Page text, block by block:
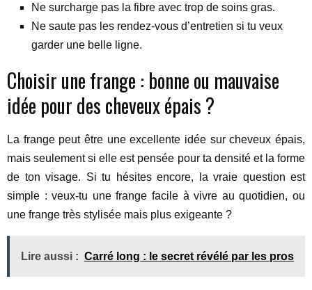
Ne surcharge pas la fibre avec trop de soins gras.
Ne saute pas les rendez-vous d’entretien si tu veux
garder une belle ligne.
Choisir une frange : bonne ou mauvaise
idée pour des cheveux épais ?
La frange peut être une excellente idée sur cheveux épais,
mais seulement si elle est pensée pour ta densité et la forme
de ton visage. Si tu hésites encore, la vraie question est
simple : veux-tu une frange facile à vivre au quotidien, ou
une frange très stylisée mais plus exigeante ?
Lire aussi : Carré long : le secret révélé par les pros